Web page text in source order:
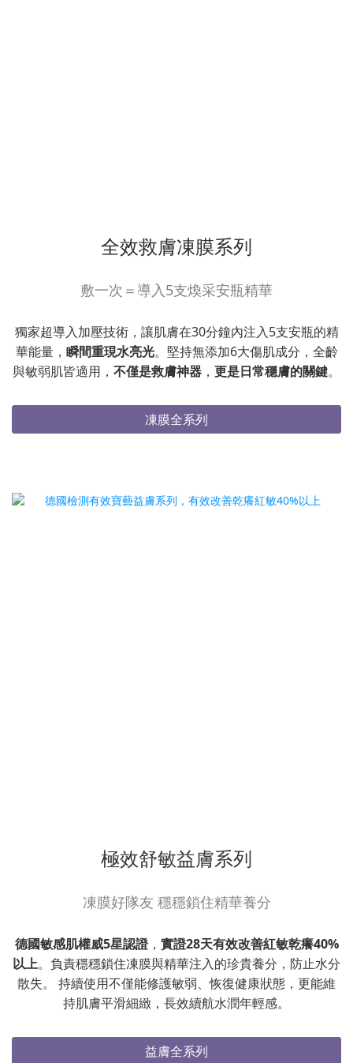
全效救膚凍膜系列
敷一次＝導入5支煥采安瓶精華
獨家超導入加壓技術，讓肌膚在30分鐘內注入5支安瓶的精
華能量， 瞬間重現水亮光。堅持無添加6大傷肌成分，全齡
與敏弱肌皆適用， 不僅是救膚神器 ， 更是日常穩膚的關鍵。
凍膜全系列
極效舒敏益膚系列
凍膜好隊友 穩穩鎖住精華養分
德國敏感肌權威5星認證， 實證28天有效改善紅敏乾癢40%
以上。負責穩穩鎖住凍膜與精華注入的珍貴養分，防止水分
散失。 持續使用不僅能修護敏弱、恢復健康狀態，更能維
持肌膚平滑細緻，長效續航水潤年輕感。
益膚全系列